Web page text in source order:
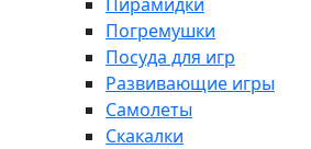
Погремушки
Посуда для игр
Развивающие игры
Самолеты
Скакалки